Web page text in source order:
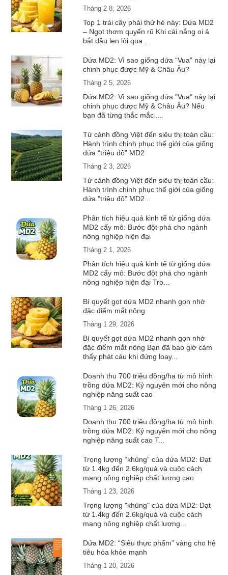
Tháng 2 8, 2026
Top 1 trái cây phải thử hè này: Dứa MD2
– Ngọt thơm quyến rũ Khi cái nắng oi ả
bắt đầu len lỏi qua ...
Dứa MD2: Vì sao giống dứa “Vua” này lại
chinh phục được Mỹ & Châu Âu?
Tháng 2 5, 2026
Dứa MD2: Vì sao giống dứa "Vua" này lại
chinh phục được Mỹ & Châu Âu? Nếu
bạn đã từng thắc mắc ...
Từ cánh đồng Việt đến siêu thị toàn cầu:
Hành trình chinh phục thế giới của giống
dứa “triệu đô” MD2
Tháng 2 3, 2026
Từ cánh đồng Việt đến siêu thị toàn cầu:
Hành trình chinh phục thế giới của giống
dứa "triệu đô" MD2...
Phân tích hiệu quả kinh tế từ giống dứa
MD2 cấy mô: Bước đột phá cho ngành
nông nghiệp hiện đại
Tháng 2 1, 2026
Phân tích hiệu quả kinh tế từ giống dứa
MD2 cấy mô: Bước đột phá cho ngành
nông nghiệp hiện đại Tro...
Bí quyết gọt dứa MD2 nhanh gọn nhờ
đặc điểm mắt nông
Tháng 1 29, 2026
Bí quyết gọt dứa MD2 nhanh gọn nhờ
đặc điểm mắt nông Bạn đã bao giờ cảm
thấy phát cáu khi đứng loay...
Doanh thu 700 triệu đồng/ha từ mô hình
trồng dứa MD2: Kỷ nguyên mới cho nông
nghiệp năng suất cao
Tháng 1 26, 2026
Doanh thu 700 triệu đồng/ha từ mô hình
trồng dứa MD2: Kỷ nguyên mới cho nông
nghiệp năng suất cao T...
Trọng lượng “khủng” của dứa MD2: Đạt
từ 1.4kg đến 2.6kg/quả và cuộc cách
mạng nông nghiệp chất lượng cao
Tháng 1 23, 2026
Trọng lượng "khủng" của dứa MD2: Đạt
từ 1.4kg đến 2.6kg/quả và cuộc cách
mạng nông nghiệp chất lượng...
Dứa MD2: “Siêu thực phẩm” vàng cho hệ
tiêu hóa khỏe mạnh
Tháng 1 20, 2026